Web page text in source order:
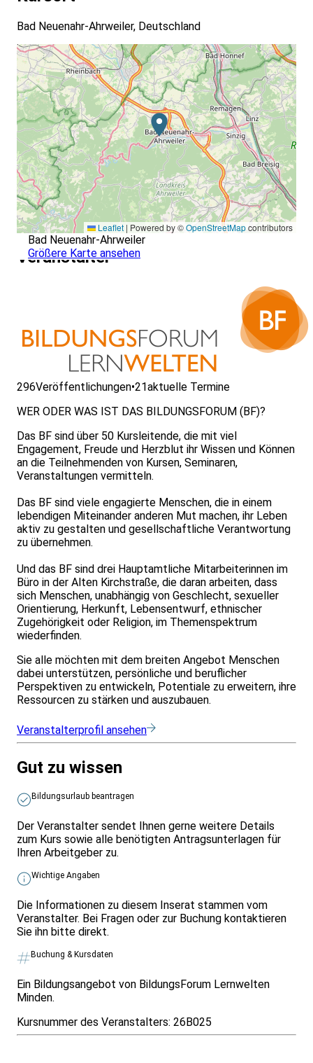
Bad Neuenahr-Ahrweiler, Deutschland
Leaflet | Powered by ©OpenStreetMapcontributors
Bad Neuenahr-Ahrweiler
Größere Karte ansehen
Veranstalter
296Veröffentlichungen•21aktuelle Termine
WER ODER WAS IST DAS BILDUNGSFORUM (BF)?
Das BF sind über 50 Kursleitende, die mit viel
Engagement, Freude und Herzblut ihr Wissen und Können
an die Teilnehmenden von Kursen, Seminaren,
Veranstaltungen vermitteln.
Das BF sind viele engagierte Menschen, die in einem
lebendigen Miteinander anderen Mut machen, ihr Leben
aktiv zu gestalten und gesellschaftliche Verantwortung
zu übernehmen.
Und das BF sind drei Hauptamtliche Mitarbeiterinnen im
Büro in der Alten Kirchstraße, die daran arbeiten, dass
sich Menschen, unabhängig von Geschlecht, sexueller
Orientierung, Herkunft, Lebensentwurf, ethnischer
Zugehörigkeit oder Religion, im Themenspektrum
wiederfinden.
Sie alle möchten mit dem breiten Angebot Menschen
dabei unterstützen, persönliche und beruflicher
Perspektiven zu entwickeln, Potentiale zu erweitern, ihre
Ressourcen zu stärken und auszubauen.
Veranstalterprofil ansehen
Gut zu wissen
Bildungsurlaub beantragen
Der Veranstalter sendet Ihnen gerne weitere Details
zum Kurs sowie alle benötigten Antragsunterlagen für
Ihren Arbeitgeber zu.
Wichtige Angaben
Die Informationen zu diesem Inserat stammen vom
Veranstalter. Bei Fragen oder zur Buchung kontaktieren
Sie ihn bitte direkt.
Buchung & Kursdaten
Ein Bildungsangebot von BildungsForum Lernwelten
Minden.
Kursnummer des Veranstalters: 26B025